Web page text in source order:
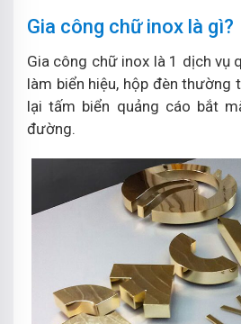
Gia công chữ inox là gì?
Gia công chữ inox là 1 dịch vụ
làm biển hiệu, hộp đèn thường
lại tấm biển quảng cáo bắt
đường.